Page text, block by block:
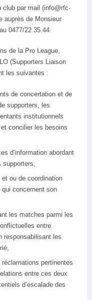
club par mail (info@rfc-
auprès de Monsieur
0477/22.35.44.
de la Pro League,
(Supporters Liaison
les suivantes :
de concertation et de
supporters, les
institutionnels
concilier les besoins
d’information abordant
supporters,
ou de coordination
concernent son
les matches parmi les
entre
responsabilisant les
pertinentes
entre ces deux
d’escalade des